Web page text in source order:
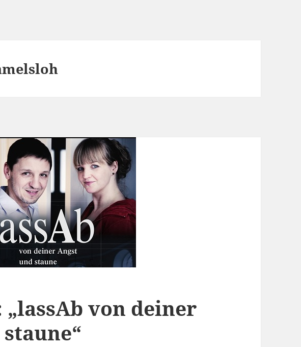
„lassAb von deiner